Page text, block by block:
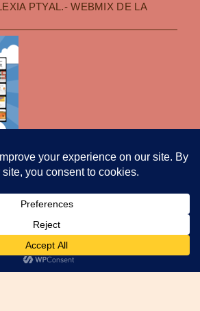
PTYAL.- WEBMIX DE LA
PRO THEME DESIGN